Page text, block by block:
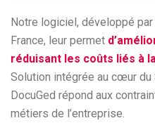
Notre logiciel, développé
France, leur permet
réduisant les coûts liés à
Solution intégrée au cœur du
DocuGed répond aux
métiers de l’entreprise.